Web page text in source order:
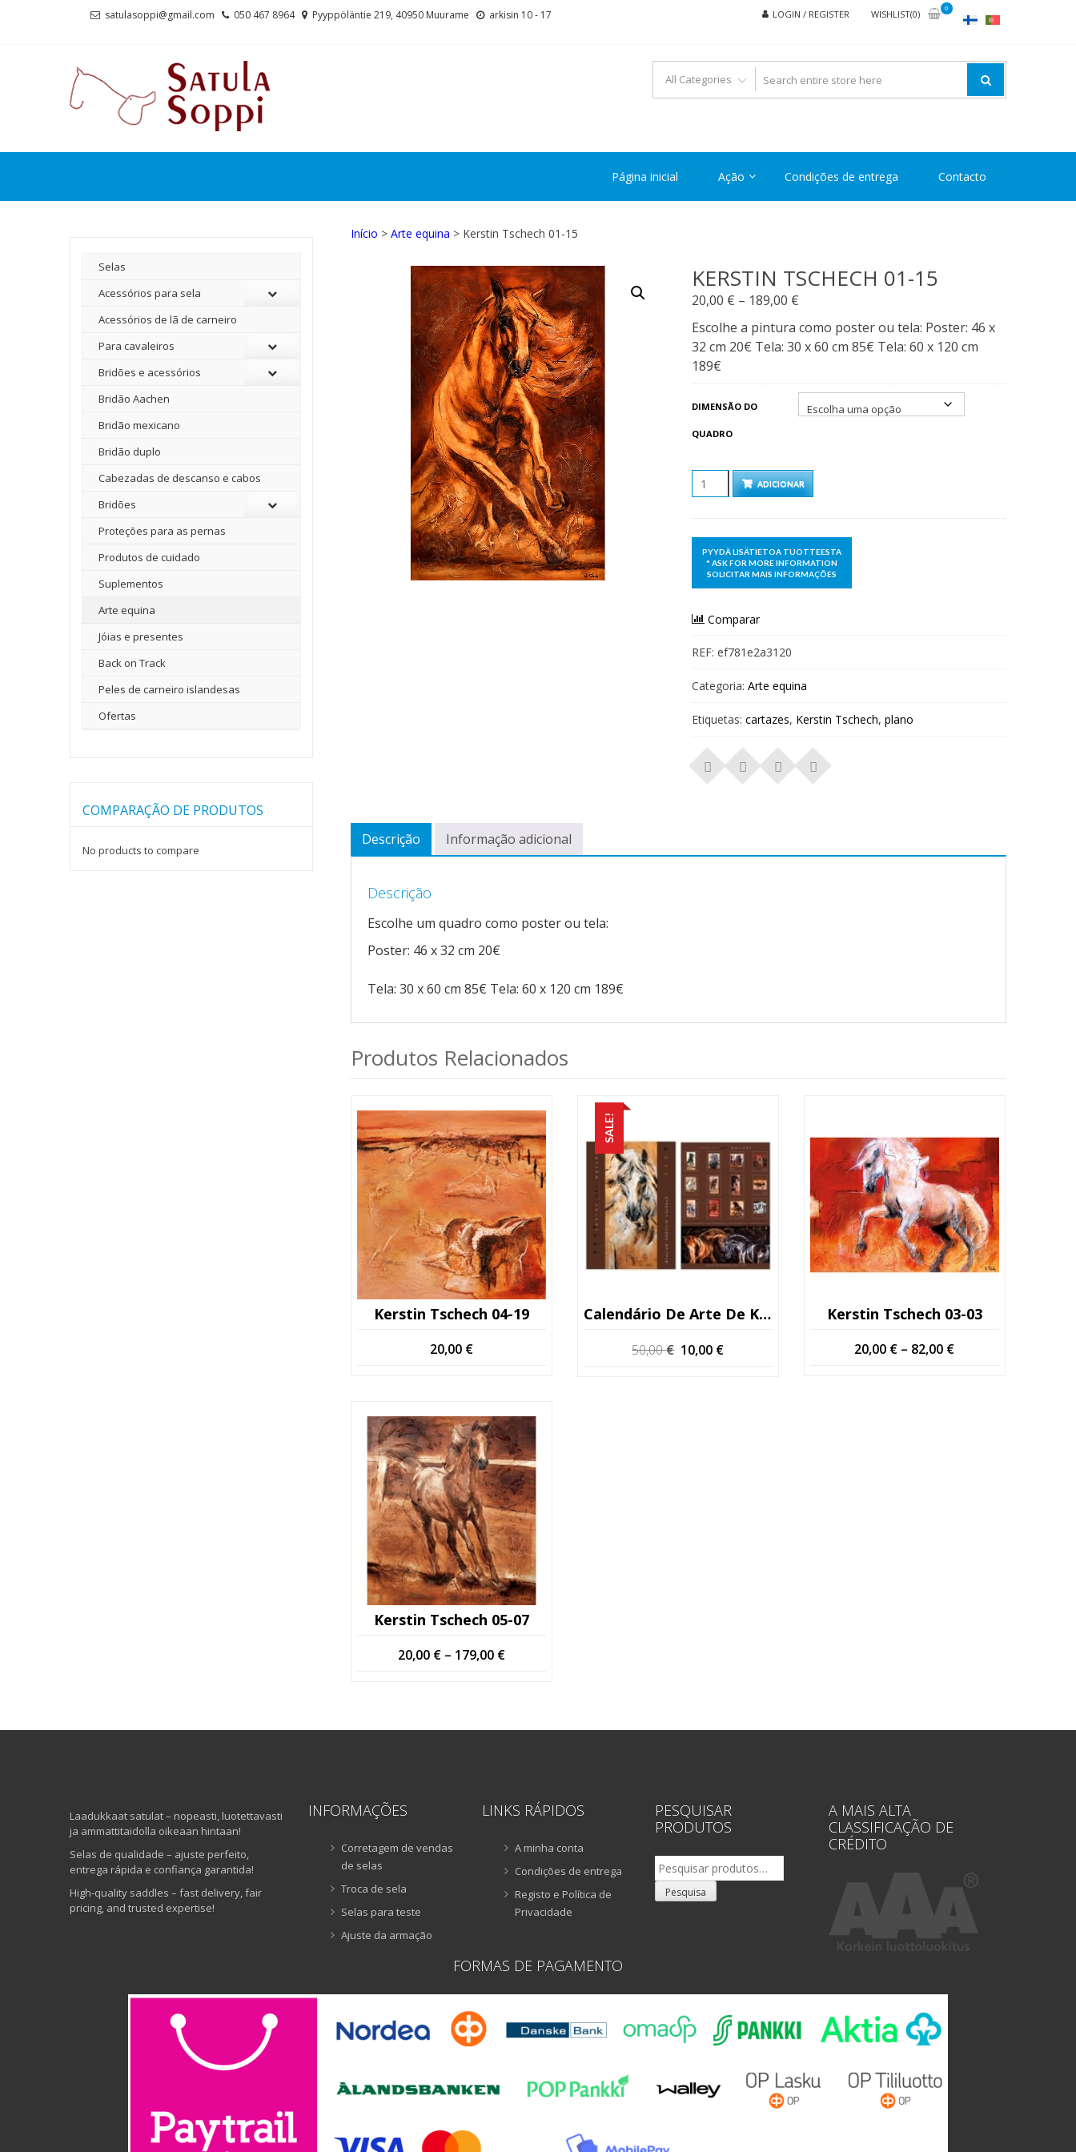
satulasoppi@gmail.com 050 467 8964 Pyyppöläntie 219, 40950 Muurame arkisin 10 - 17 LOGIN / REGISTER WISHLIST(0)
0
Página inicial Ação Condições de entrega Contacto
Início > Arte equina > Kerstin Tschech 01-15
KERSTIN TSCHECH 01-15
20,00 € – 189,00 €Price
20,00 €
through
Escolhe a pintura como poster ou tela: Poster: 46 x
32 cm 20€ Tela: 30 x 60 cm 85€ Tela: 60 x 120 cm
189€
DIMENSÃO DO
QUADRO
QUANTIDADE
ADICIONAR
Comparar
REF: ef781e2a3120
Categoria: Arte equina
Etiquetas: cartazes, Kerstin Tschech, plano
Descrição Informação adicional
Descrição
Escolhe um quadro como poster ou tela:
Poster: 46 x 32 cm 20€
Tela: 30 x 60 cm 85€ Tela: 60 x 120 cm 189€
Produtos Relacionados
Kerstin Tschech 04-19
20,00 €
SALE!
Calendário De Arte De Kerstin Tschech
50,00€ O
10,00 €
Kerstin Tschech 03-03
20,00 € – 82,00 €Price
Kerstin Tschech 05-07
20,00 € – 179,00 €Price
Selas
Acessórios para sela
Acessórios de lã de carneiro
Para cavaleiros
Bridões e acessórios
Bridão Aachen
Bridão mexicano
Bridão duplo
Cabezadas de descanso e cabos
Bridões
Proteções para as pernas
Produtos de cuidado
Suplementos
Arte equina
Jóias e presentes
Back on Track
Peles de carneiro islandesas
Ofertas
COMPARAÇÃO DE PRODUTOS
No products to compare
Laadukkaat satulat – nopeasti, luotettavasti
ja ammattitaidolla oikeaan hintaan!
Selas de qualidade – ajuste perfeito,
entrega rápida e confiança garantida!
High-quality saddles – fast delivery, fair
pricing, and trusted expertise!
INFORMAÇÕES
Corretagem de vendas
de selas
Troca de sela
Selas para teste
Ajuste da armação
LINKS RÁPIDOS
A minha conta
Condições de entrega
Registo e Política de
Privacidade
PESQUISAR
PRODUTOS
Pesquisar
por:
Pesquisa
A MAIS ALTA
CLASSIFICAÇÃO DE
CRÉDITO
FORMAS DE PAGAMENTO